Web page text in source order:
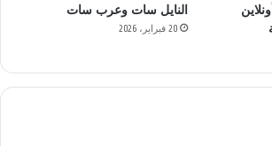
النايل سات وعرب سات
20 فبراير، 2026